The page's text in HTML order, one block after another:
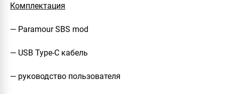
Комплектация
— Paramour SBS mod
— USB Type-C кабель
— руководство пользователя